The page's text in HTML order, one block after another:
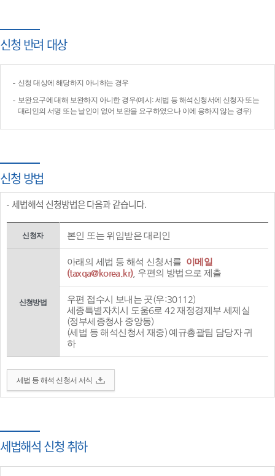
신청 반려 대상
신청 대상에 해당하지 아니하는 경우
보완요구에 대해 보완하지 아니한 경우(예시: 세법 등 해석신청서에 신청자 또는
대리인의 서명 또는 날인이 없어 보완을 요구하였으나 이에 응하지 않는 경우)
신청 방법
세법해석 신청방법은 다음과 같습니다.
신청자 본인 또는 위임받은 대리인
신청방법
아래의 세법 등 해석 신청서를 이메일
(taxqa@korea.kr), 우편의 방법으로 제출
우편 접수시 보내는 곳(우:30112)
세종특별자치시 도움6로 42 재정경제부 세제실
(정부세종청사 중앙동)
(세법 등 해석신청서 재중) 예규총괄팀 담당자 귀
하
세법 등 해석 신청서 서식
세법해석 신청 취하